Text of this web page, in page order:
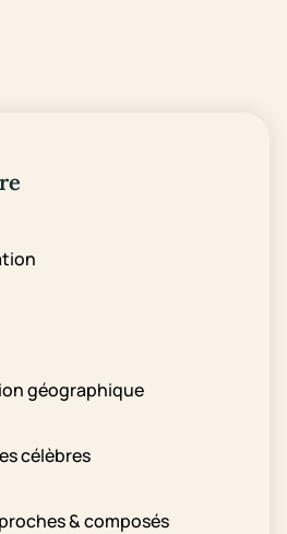
géographique
célèbres
& composés